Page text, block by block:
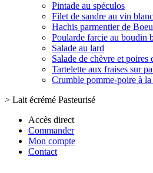
Pintade au spéculos
Filet de sandre au vin blanc
Hachis parmentier de
Poularde farcie au boudin
Salade au lard
Salade de chèvre et poires
Tartelette aux fraises sur
Crumble pomme-poire à la
> Lait écrémé Pasteurisé
Accès direct
Commander
Mon compte
Contact